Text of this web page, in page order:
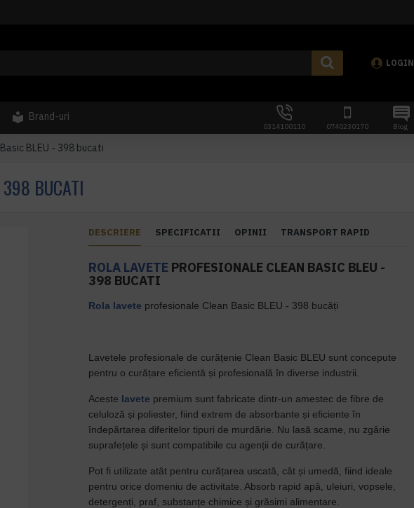
LOGIN
Brand-uri
0314100110 0740230170 Blog
BLEU - 398 bucati
398 BUCATI
DESCRIERE SPECIFICATII OPINII TRANSPORT RAPID
ROLA LAVETE PROFESIONALE CLEAN BASIC BLEU -
398 BUCATI
Rola lavete profesionale Clean Basic BLEU - 398 bucăți
Lavetele profesionale de curățenie Clean Basic BLEU sunt concepute
pentru o curățare eficientă și profesională în diverse industrii.
Aceste lavete premium sunt fabricate dintr-un amestec de fibre de
celuloză și poliester, fiind extrem de absorbante și eficiente în
îndepărtarea diferitelor tipuri de murdărie. Nu lasă scame, nu zgârie
suprafețele și sunt compatibile cu agenții de curățare.
Pot fi utilizate atât pentru curățarea uscată, cât și umedă, fiind ideale
pentru orice domeniu de activitate. Absorb rapid apă, uleiuri, vopsele,
detergenți, praf, substanțe chimice și grăsimi alimentare.